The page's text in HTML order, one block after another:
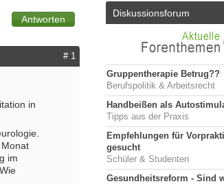
# 1
in
im
Diskussionsforum
Gruppentherapie Betrug??
Berufspolitik & Arbeitsrecht
Handbeißen als
Tipps aus der Praxis
Empfehlungen für
gesucht
Schüler & Studenten
Gesundheitsreform - Sind